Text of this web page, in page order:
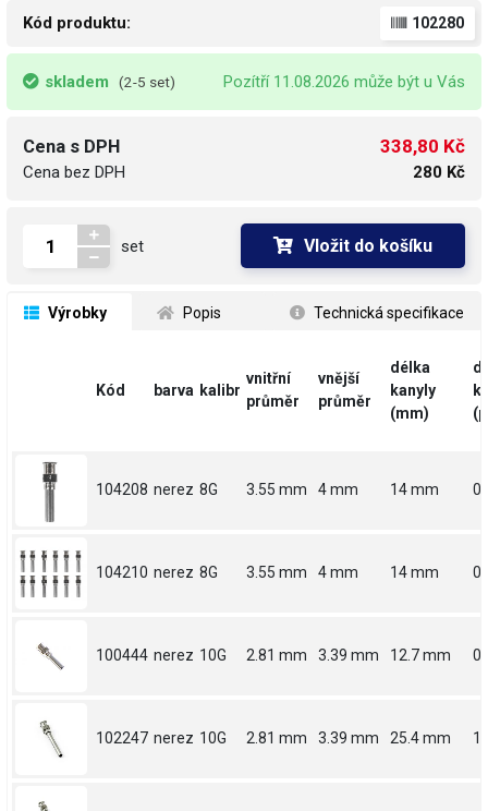
Kód produktu: 102280
skladem (2-5 set) Pozítří 11.08.2026 může být u Vás
Cena s DPH
Cena bez DPH
338,80 Kč
280 Kč
set Vložit do košíku
Výrobky Popis Technická specifikace
Kód barva kalibr
vnitřní
průměr
vnější
průměr
délka
kanyly
(mm)
104208 nerez 8G 3.55 mm 4 mm 14 mm
104210 nerez 8G 3.55 mm 4 mm 14 mm
100444 nerez 10G 2.81 mm 3.39 mm 12.7 mm
102247 nerez 10G 2.81 mm 3.39 mm 25.4 mm 1